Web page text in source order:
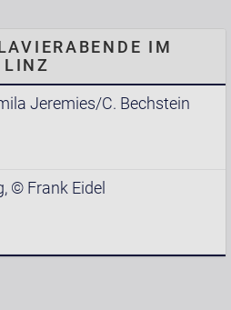
IM
LINZ
Jeremies/C. Bechstein
© Frank Eidel